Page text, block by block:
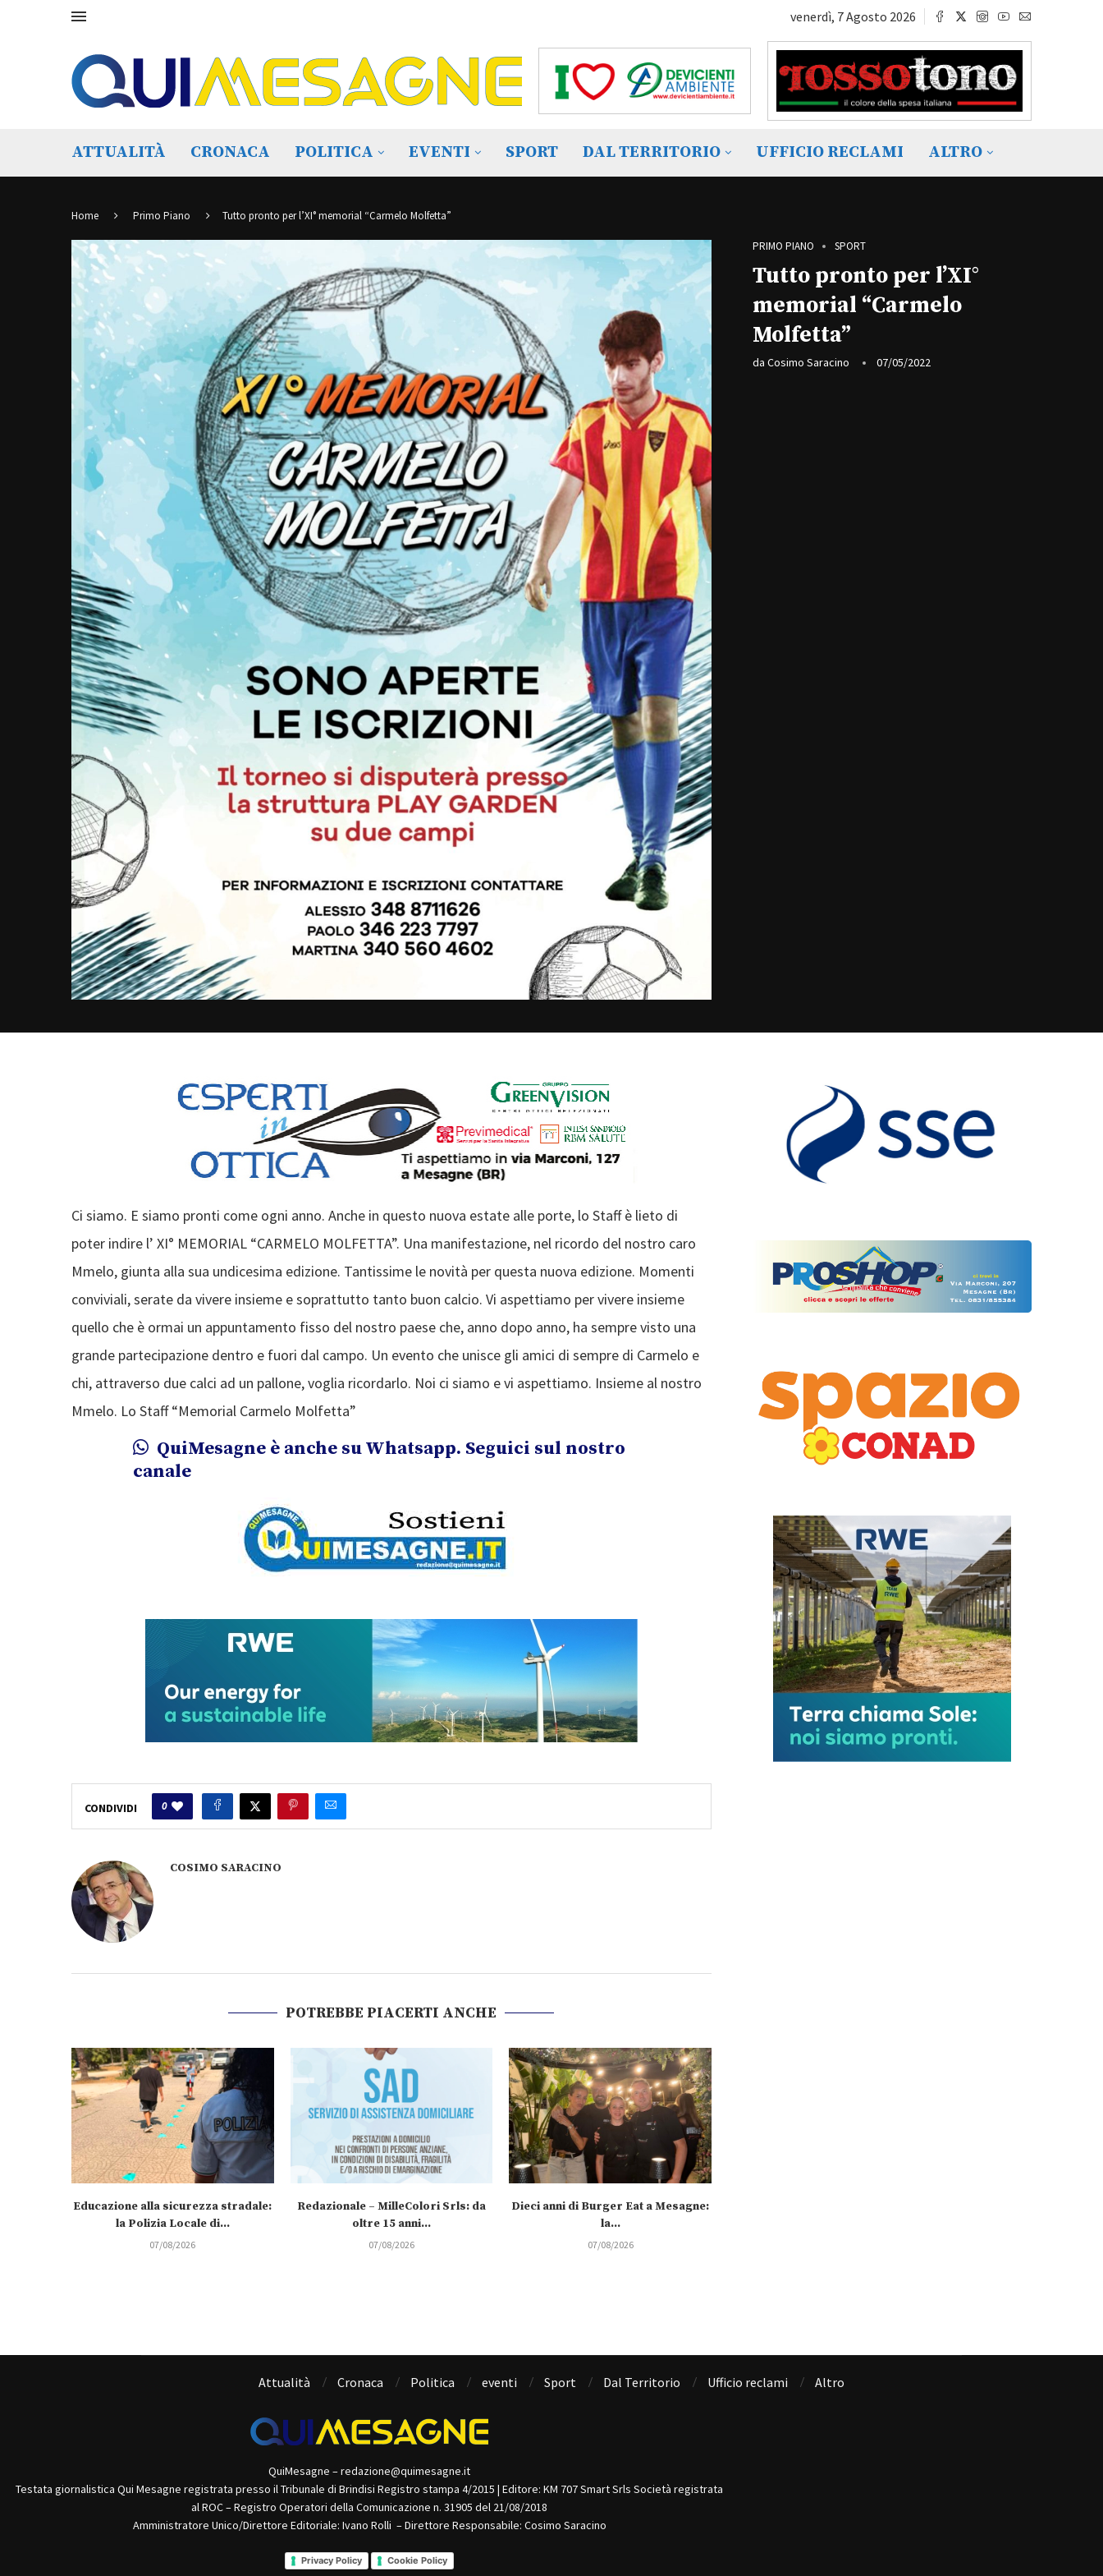
venerdì, 7 Agosto 2026
ATTUALITÀ CRONACA POLITICA EVENTI SPORT DAL TERRITORIO UFFICIO RECLAMI ALTRO
Home Primo Piano Tutto pronto per l’XI° memorial “Carmelo Molfetta”
PRIMO PIANO SPORT
Tutto pronto per l’XI°
memorial “Carmelo
Molfetta”
da Cosimo Saracino 07/05/2022
Ci siamo. E siamo pronti come ogni anno. Anche in questo nuova estate alle porte, lo Staff è lieto di
poter indire l’ XI° MEMORIAL “CARMELO MOLFETTA”. Una manifestazione, nel ricordo del nostro caro
Mmelo, giunta alla sua undicesima edizione. Tantissime le novità per questa nuova edizione. Momenti
conviviali, serate da vivere insieme e soprattutto tanto buon calcio. Vi aspettiamo per vivere insieme
quello che è ormai un appuntamento fisso del nostro paese che, anno dopo anno, ha sempre visto una
grande partecipazione dentro e fuori dal campo. Un evento che unisce gli amici di sempre di Carmelo e
chi, attraverso due calci ad un pallone, voglia ricordarlo. Noi ci siamo e vi aspettiamo. Insieme al nostro
Mmelo. Lo Staff “Memorial Carmelo Molfetta”
QuiMesagne è anche su Whatsapp. Seguici sul nostro
canale
CONDIVIDI 0
COSIMO SARACINO
POTREBBE PIACERTI ANCHE
Educazione alla sicurezza stradale:
la Polizia Locale di...
07/08/2026
Redazionale – MilleColori Srls: da
oltre 15 anni...
07/08/2026
Dieci anni di Burger Eat a Mesagne:
la...
07/08/2026
Attualità Cronaca Politica eventi Sport Dal Territorio Ufficio reclami Altro
QuiMesagne – redazione@quimesagne.it
Testata giornalistica Qui Mesagne registrata presso il Tribunale di Brindisi Registro stampa 4/2015 | Editore: KM 707 Smart Srls Società registrata
al ROC – Registro Operatori della Comunicazione n. 31905 del 21/08/2018
Amministratore Unico/Direttore Editoriale: Ivano Rolli – Direttore Responsabile: Cosimo Saracino
Privacy Policy Cookie Policy